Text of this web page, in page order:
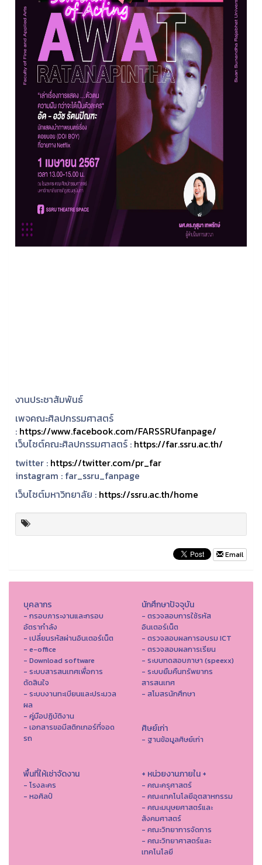
งานประชาสัมพันธ์
เพจคณะศิลปกรรมศาสตร์
: https://www.facebook.com/FARSSRUfanpage/
เว็บไซต์คณะศิลปกรรมศาสตร์ : https://far.ssru.ac.th/
twitter : https://twitter.com/pr_far
instagram : far_ssru_fanpage
เว็บไซต์มหาวิทยาลัย : https://ssru.ac.th/home
Email
บุคลากร
- กรอบภาระงานและกรอบ
อัตรากำลัง
- เปลี่ยนรหัสผ่านอินเตอร์เน็ต
- e-office
- Download software
- ระบบสารสนเทศเพื่อการ
ตัดสินใจ
- ระบบงานทะเบียนและประมวล
ผล
- คู่มือปฏิบัติงาน
- เอกสารขอมีสติกเกอร์ที่จอด
รถ
นักศึกษาปัจจุบัน
- ตรวจสอบการใช้รหัส
อินเตอร์เน็ต
- ตรวจสอบผลการอบรม ICT
- ตรวจสอบผลการเรียน
- ระบบทดสอบภาษา (speexx)
- ระบบยืมคืนทรัพยากร
สารสนเทศ
- สโมสรนักศึกษา
ศิษย์เก่า
- ฐานข้อมูลศิษย์เก่า
พื้นที่ให้เช่าจัดงาน
- โรงละคร
- หอศิลป์
+ หน่วยงานภายใน +
- คณะครุศาสตร์
- คณะเทคโนโลยีอุตสาหกรรม
- คณะมนุษยศาสตร์และ
สังคมศาสตร์
- คณะวิทยาการจัดการ
- คณะวิทยาศาสตร์และ
เทคโนโลยี